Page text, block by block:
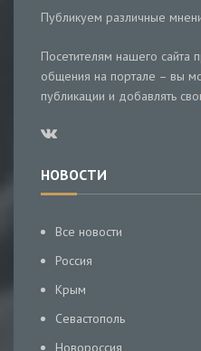
Публикуем различные
Посетителям нашего сайта
общения на портале – вы
публикации и добавлять
НОВОСТИ
Все новости
Россия
Крым
Севастополь
Новороссия